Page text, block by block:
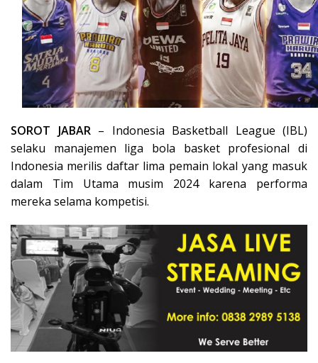
SOROT JABAR– Indonesia Basketball League (IBL)
selaku manajemen liga bola basket profesional di
Indonesia merilis daftar lima pemain lokal yang masuk
dalam Tim Utama musim 2024 karena performa
mereka selama kompetisi.